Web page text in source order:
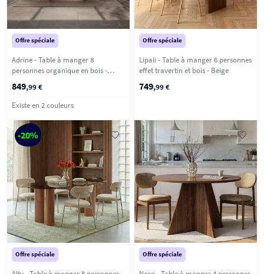
Offre spéciale
Adrine - Table à manger 8
personnes organique en bois -
849,99 €
Existe en 2 couleurs
Offre spéciale
Lipali - Table à manger 6 personnes
effet travertin et bois - Beige
749,99 €
-20%
Offre spéciale Offre spéciale